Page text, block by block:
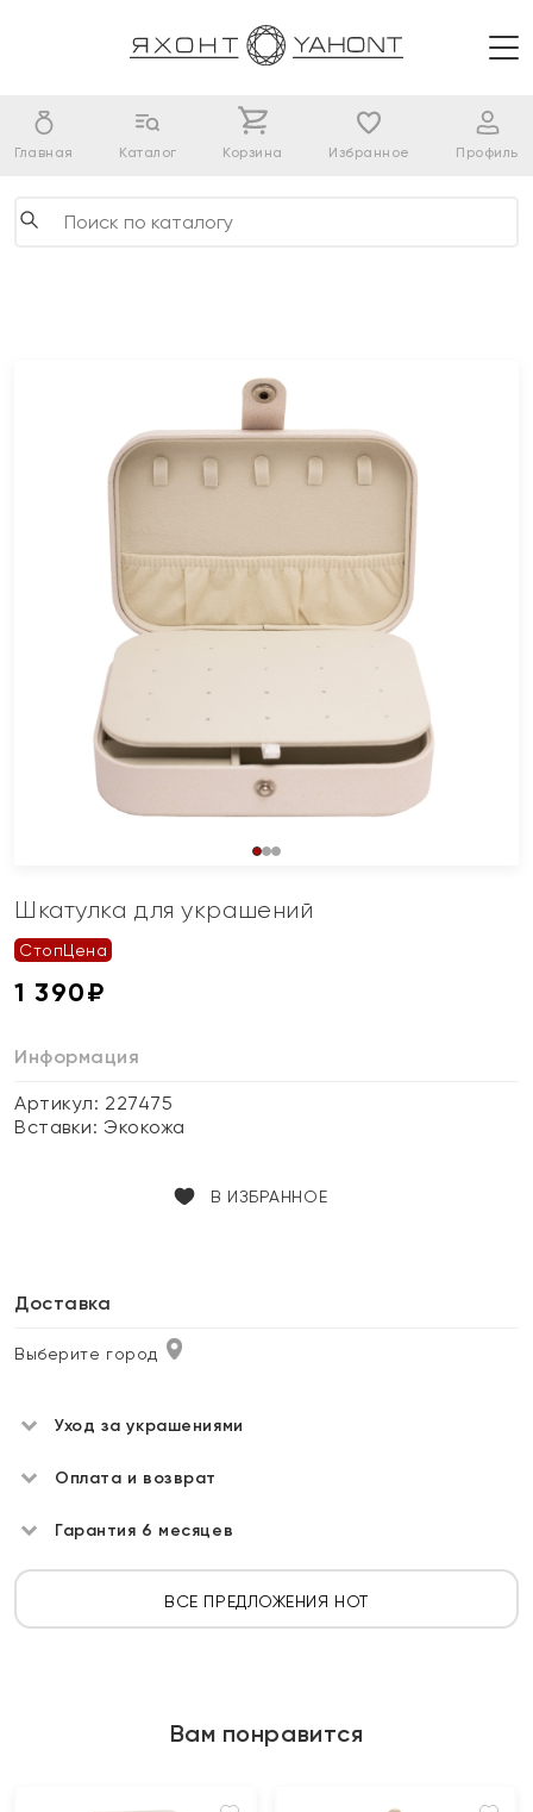
Главная Каталог Корзина Избранное Профиль
Шкатулка для украшений
СтопЦена
1 390₽
Информация
Артикул: 227475
Вставки:Экокожа
В ИЗБРАННОЕ
Доставка
Выберите город
Уход за украшениями
Оплата и возврат
Гарантия 6 месяцев
ВСЕ ПРЕДЛОЖЕНИЯ HOT
Вам понравится